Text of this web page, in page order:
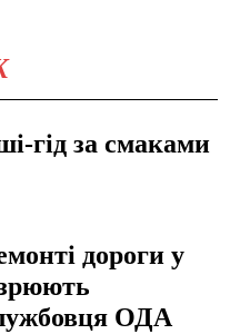
гід за смаками
дороги у
ОДА